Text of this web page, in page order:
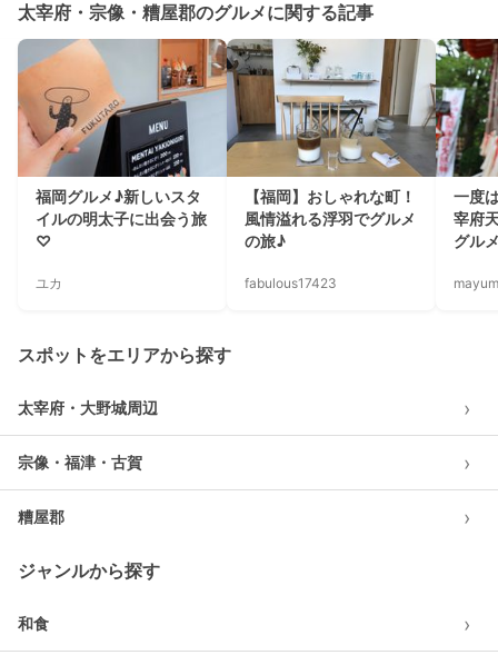
太宰府・宗像・糟屋郡のグルメに関する記事
福岡グルメ♪新しいスタ
イルの明太子に出会う旅
♡
ユカ
【福岡】おしゃれな町！
風情溢れる浮羽でグルメ
の旅♪
fabulous17423
一度
宰府
グル
スポットをエリアから探す
太宰府・大野城周辺 ›
宗像・福津・古賀 ›
糟屋郡 ›
ジャンルから探す
和食 ›